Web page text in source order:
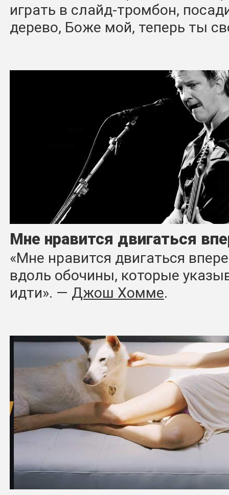
играть в слайд-тромбон,
дерево, Боже мой, теперь ты
Мне нравится двигаться
«Мне нравится двигаться
вдоль обочины, которые
идти». ― Джош Хомме.